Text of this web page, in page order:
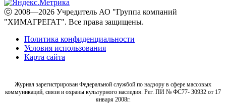
ⓒ 2008—2026 Учредитель АО "Группа компаний
"ХИМАГРЕГАТ". Все права защищены.
Политика конфиденциальности
Условия использования
Карта сайта
Журнал зарегистрирован Федеральной службой по надзору в сфере массовых
коммуникаций, связи и охраны культурного наследия. Рег. ПИ № ФС77- 30932 от 17
января 2008г.